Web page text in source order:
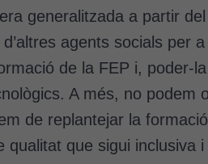
generalitzada a partir
agents socials per
de la FEP i,
A més, no podem
de replantejar la
qualitat que sigui